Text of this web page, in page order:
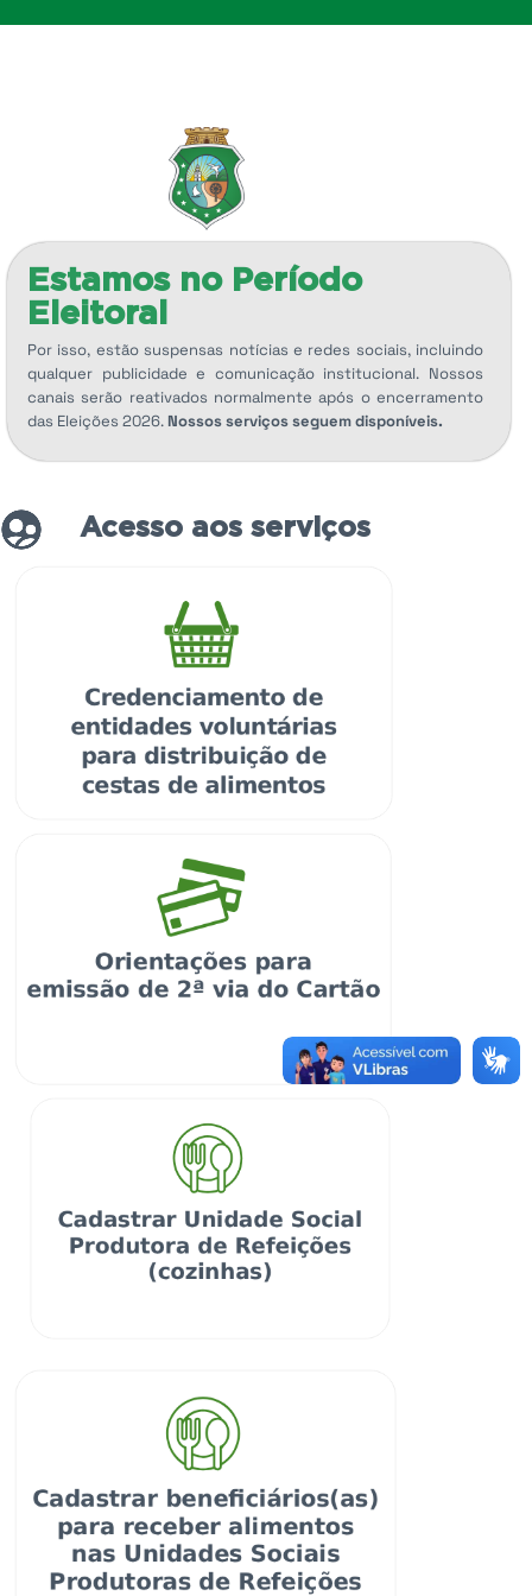
Estamos no Período
Eleitoral
Por isso, estão suspensas notícias e redes sociais, incluindo
qualquer publicidade e comunicação institucional. Nossos
canais serão reativados normalmente após o encerramento
das Eleições 2026. Nossos serviços seguem disponíveis.
Acesso aos serviços